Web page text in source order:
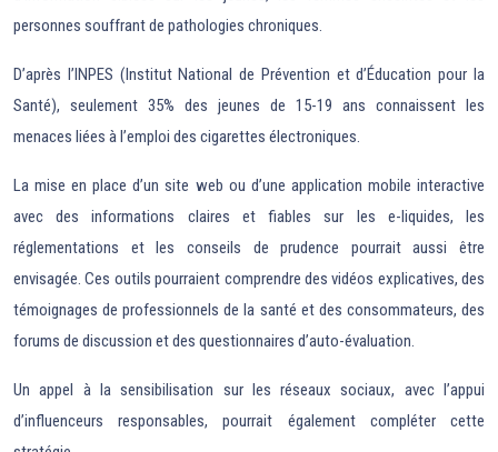
personnes souffrant de pathologies chroniques.
D’après l’INPES (Institut National de Prévention et d’Éducation pour la
Santé), seulement 35% des jeunes de 15-19 ans connaissent les
menaces liées à l’emploi des cigarettes électroniques.
La mise en place d’un site web ou d’une application mobile interactive
avec des informations claires et fiables sur les e-liquides, les
réglementations et les conseils de prudence pourrait aussi être
envisagée. Ces outils pourraient comprendre des vidéos explicatives, des
témoignages de professionnels de la santé et des consommateurs, des
forums de discussion et des questionnaires d’auto-évaluation.
Un appel à la sensibilisation sur les réseaux sociaux, avec l’appui
d’influenceurs responsables, pourrait également compléter cette